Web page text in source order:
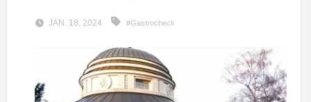
JAN. 18, 2024 #Gastrocheck